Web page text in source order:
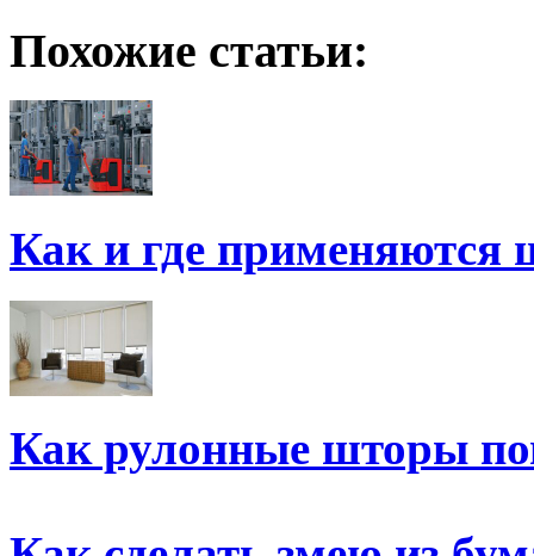
Похожие статьи:
Как и где применяются
Как рулонные шторы